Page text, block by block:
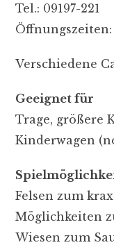
Tel.: 09197-221
Öffnungszeiten:
Verschiedene
Geeignet für
Trage, größere
Kinderwagen
Felsen zum
Möglichkeiten
Wiesen zum